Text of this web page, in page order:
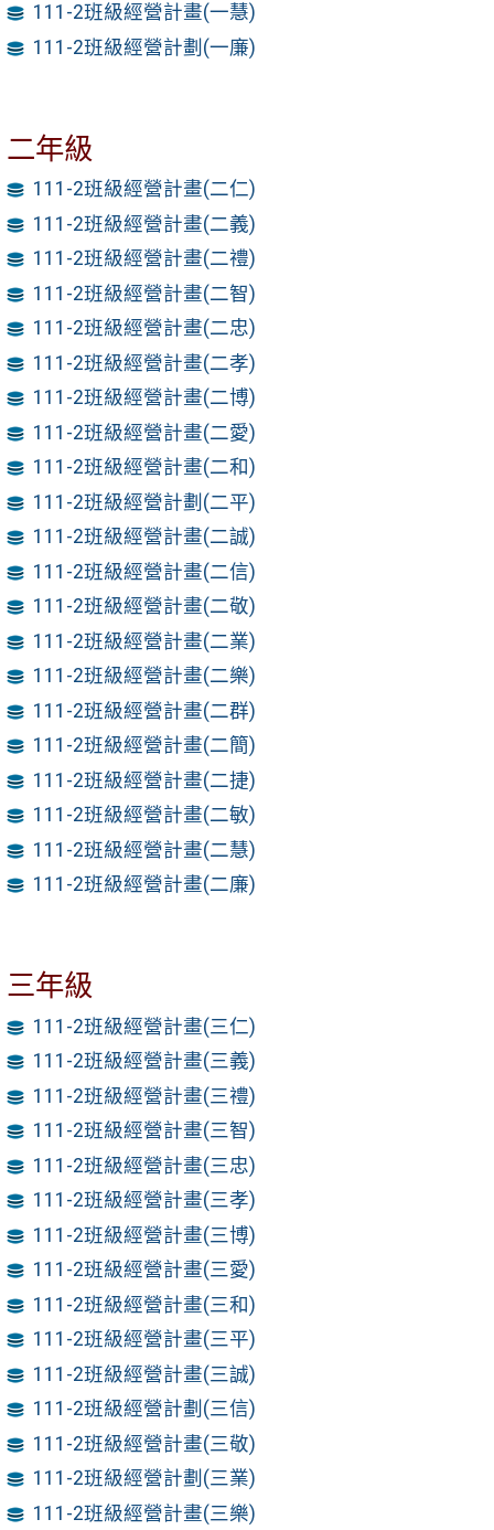
111-2班級經營計畫(一慧)
111-2班級經營計劃(一廉)
二年級
111-2班級經營計畫(二仁)
111-2班級經營計畫(二義)
111-2班級經營計畫(二禮)
111-2班級經營計畫(二智)
111-2班級經營計畫(二忠)
111-2班級經營計畫(二孝)
111-2班級經營計畫(二博)
111-2班級經營計畫(二愛)
111-2班級經營計畫(二和)
111-2班級經營計劃(二平)
111-2班級經營計畫(二誠)
111-2班級經營計畫(二信)
111-2班級經營計畫(二敬)
111-2班級經營計畫(二業)
111-2班級經營計畫(二樂)
111-2班級經營計畫(二群)
111-2班級經營計畫(二簡)
111-2班級經營計畫(二捷)
111-2班級經營計畫(二敏)
111-2班級經營計畫(二慧)
111-2班級經營計畫(二廉)
三年級
111-2班級經營計畫(三仁)
111-2班級經營計畫(三義)
111-2班級經營計畫(三禮)
111-2班級經營計畫(三智)
111-2班級經營計畫(三忠)
111-2班級經營計畫(三孝)
111-2班級經營計畫(三博)
111-2班級經營計畫(三愛)
111-2班級經營計畫(三和)
111-2班級經營計畫(三平)
111-2班級經營計畫(三誠)
111-2班級經營計劃(三信)
111-2班級經營計畫(三敬)
111-2班級經營計劃(三業)
111-2班級經營計畫(三樂)